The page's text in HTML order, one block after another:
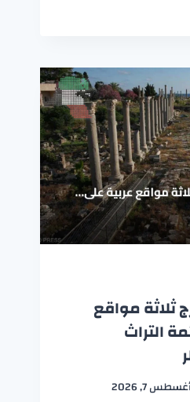
ثلاثة مواقع
التراث
7, 2026